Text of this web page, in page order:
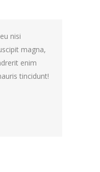
nisi
magna,
enim
tincidunt!